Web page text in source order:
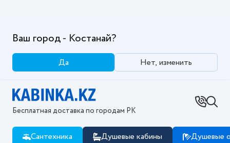
Ваш город - Костанай?
Да Нет, изменить
Бесплатная доставка по городам РК
Сантехника Душевые кабины Душевые